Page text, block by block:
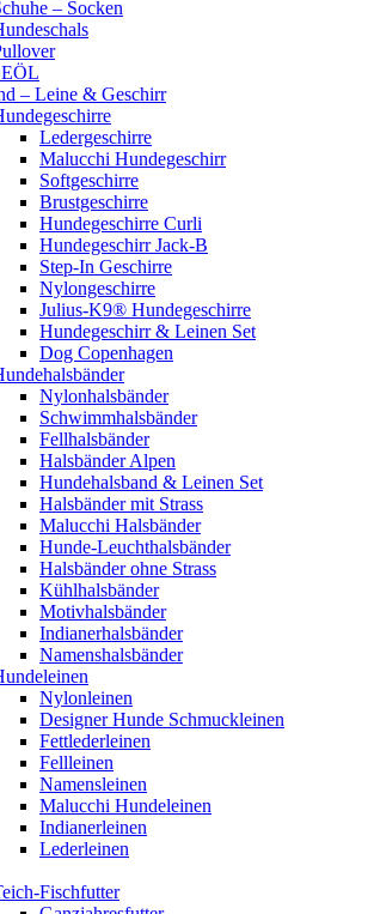
– Socken
– Leine & Geschirr
Ledergeschirre
Malucchi Hundegeschirr
Softgeschirre
Brustgeschirre
Hundegeschirre Curli
Hundegeschirr Jack-B
Step-In Geschirre
Nylongeschirre
Julius-K9® Hundegeschirre
Hundegeschirr & Leinen Set
Dog Copenhagen
Nylonhalsbänder
Schwimmhalsbänder
Fellhalsbänder
Halsbänder Alpen
Hundehalsband & Leinen Set
Halsbänder mit Strass
Malucchi Halsbänder
Hunde-Leuchthalsbänder
Halsbänder ohne Strass
Kühlhalsbänder
Motivhalsbänder
Indianerhalsbänder
Namenshalsbänder
Nylonleinen
Designer Hunde Schmuckleinen
Fettlederleinen
Fellleinen
Namensleinen
Malucchi Hundeleinen
Indianerleinen
Lederleinen
Fischfutter